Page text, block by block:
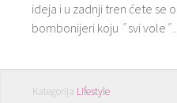
ideja i u zadnji tren ćete se
bombonijeri koju ˝svi vole˝.
Kategorija Lifestyle